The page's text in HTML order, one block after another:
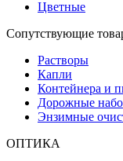
Цветные
Сопутствующие
Растворы
Капли
Контейнера и
Дорожные
Энзимные
ОПТИКА